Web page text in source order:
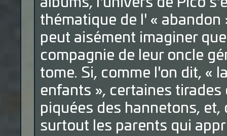
thématique de l' «
peut aisément imaginer
compagnie de leur oncle
tome. Si, comme l'on dit, «
enfants », certaines tirades
piquées des hannetons,
surtout les parents qui